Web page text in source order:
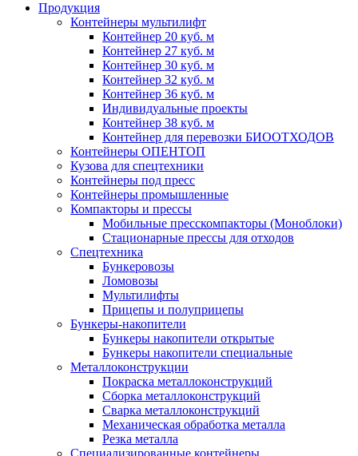
Продукция
Контейнеры мультилифт
Контейнер 20 куб. м
Контейнер 27 куб. м
Контейнер 30 куб. м
Контейнер 32 куб. м
Контейнер 36 куб. м
Индивидуальные проекты
Контейнер 38 куб. м
Контейнер для перевозки БИООТХОДОВ
Контейнеры ОПЕНТОП
Кузова для спецтехники
Контейнеры под пресс
Контейнеры промышленные
Компакторы и прессы
Мобильные пресскомпакторы (Моноблоки)
Стационарные прессы для отходов
Спецтехника
Бункеровозы
Ломовозы
Мультилифты
Прицепы и полуприцепы
Бункеры-накопители
Бункеры накопители открытые
Бункеры накопители специальные
Металлоконструкции
Покраска металлоконструкций
Сборка металлоконструкций
Сварка металлоконструкций
Механическая обработка металла
Резка металла
Специализированные контейнеры